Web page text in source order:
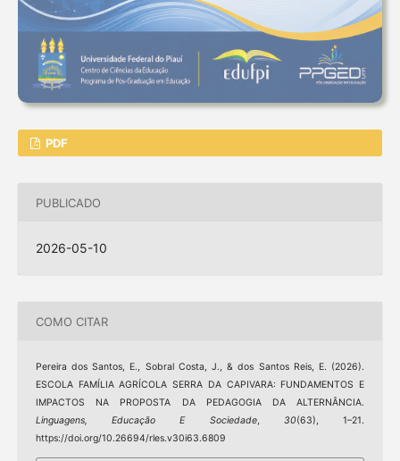
PDF
PUBLICADO
2026-05-10
COMO CITAR
Pereira dos Santos, E., Sobral Costa, J., & dos Santos Reis, E. (2026).
ESCOLA FAMÍLIA AGRÍCOLA SERRA DA CAPIVARA: FUNDAMENTOS E
IMPACTOS NA PROPOSTA DA PEDAGOGIA DA ALTERNÂNCIA.
Linguagens, Educação E Sociedade, 30(63), 1–21.
https://doi.org/10.26694/rles.v30i63.6809